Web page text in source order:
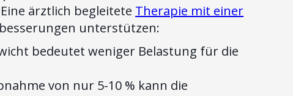
ärztlich begleitete Therapie mit einer
unterstützen:
bedeutet weniger Belastung für die
von nur 5-10 % kann die